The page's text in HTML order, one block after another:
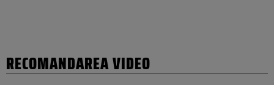
RECOMANDAREA VIDEO